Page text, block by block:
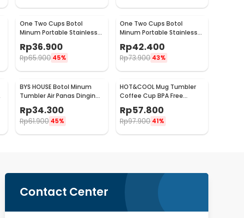
One Two Cups Botol
Minum Portable Stainless
Steel 750ml - YM006
Rp36.900
Rp65.900 45%
One Two Cups Botol
Minum Portable Stainless
Rp42.400
Rp73.900 43%
BYS HOUSE Botol Minum
Tumbler Air Panas Dingin
Stainless Steel 380ml -
TY204
Rp34.300
Rp61.900 45%
HOT&COOL Mug Tumbler
Coffee Cup BPA Free
Stainless Steel 350ml -
HC300
Rp57.800
Rp97.900 41%
Contact Center